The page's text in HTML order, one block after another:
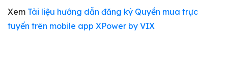
Xem Tài liệu hướng dẫn đăng ký Quyền mua trực
tuyến trên mobile app XPower by VIX